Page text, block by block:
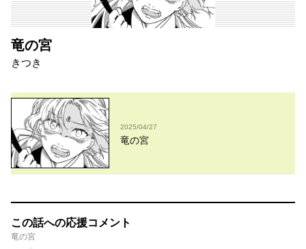
竜の宮
きつき
2025/04/27
竜の宮
この話への応援コメント
竜の宮